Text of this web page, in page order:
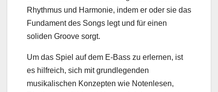
Rhythmus und Harmonie, indem er oder sie das
Fundament des Songs legt und für einen
soliden Groove sorgt.
Um das Spiel auf dem E-Bass zu erlernen, ist
es hilfreich, sich mit grundlegenden
musikalischen Konzepten wie Notenlesen,